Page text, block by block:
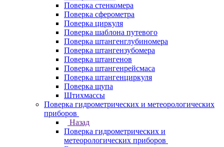
Поверка стенкомера
Поверка сферометра
Поверка циркуля
Поверка шаблона путевого
Поверка штангенглубиномера
Поверка штангензубомера
Поверка штангенов
Поверка штангенрейсмаса
Поверка штангенциркуля
Поверка щупа
Штихмассы
Поверка гидрометрических и метеорологических
приборов
Назад
Поверка гидрометрических и
метеорологических приборов